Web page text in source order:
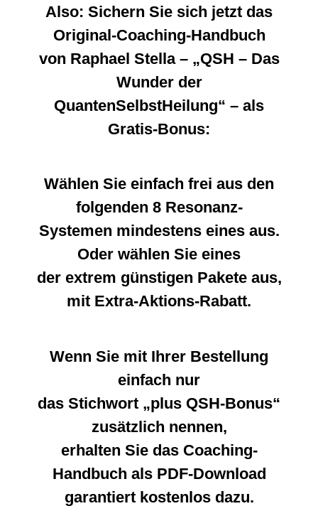
Also: Sichern Sie sich jetzt das
Original-Coaching-Handbuch
von Raphael Stella – „QSH – Das
Wunder der
QuantenSelbstHeilung“ – als
Gratis-Bonus:
Wählen Sie einfach frei aus den
folgenden 8 Resonanz-
Systemen mindestens eines aus.
Oder wählen Sie eines
der extrem günstigen Pakete aus,
mit Extra-Aktions-Rabatt.
Wenn Sie mit Ihrer Bestellung
einfach nur
das Stichwort „plus QSH-Bonus“
zusätzlich nennen,
erhalten Sie das Coaching-
Handbuch als PDF-Download
garantiert kostenlos dazu.